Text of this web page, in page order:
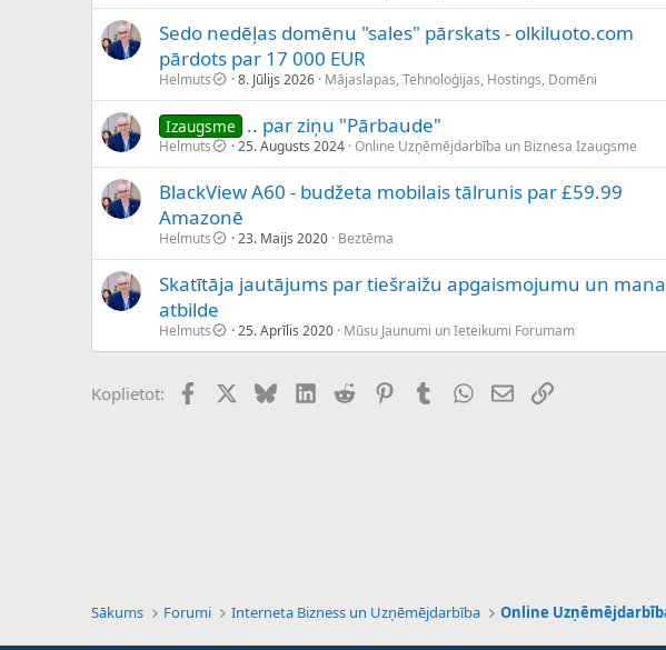
Sedo nedēļas domēnu "sales" pārskats - olkiluoto.com
pārdots par 17 000 EUR
Helmuts 8. Jūlijs 2026 Mājaslapas, Tehnoloģijas, Hostings, Domēni
Izaugsme .. par ziņu "Pārbaude"
Helmuts 25. Augusts 2024 Online Uzņēmējdarbība un Biznesa Izaugsme
BlackView A60 - budžeta mobilais tālrunis par £59.99
Amazonē
Helmuts 23. Maijs 2020 Beztēma
Skatītāja jautājums par tiešraižu apgaismojumu un mana
atbilde
Helmuts 25. Aprīlis 2020 Mūsu Jaunumi un Ieteikumi Forumam
Koplietot: FacebookX (Twitter)
BlueskyLinkedIn
Reddit PinterestTumblrWhatsApp
E-pastsSaiti
Sākums Forumi Interneta Bizness un Uzņēmējdarbība